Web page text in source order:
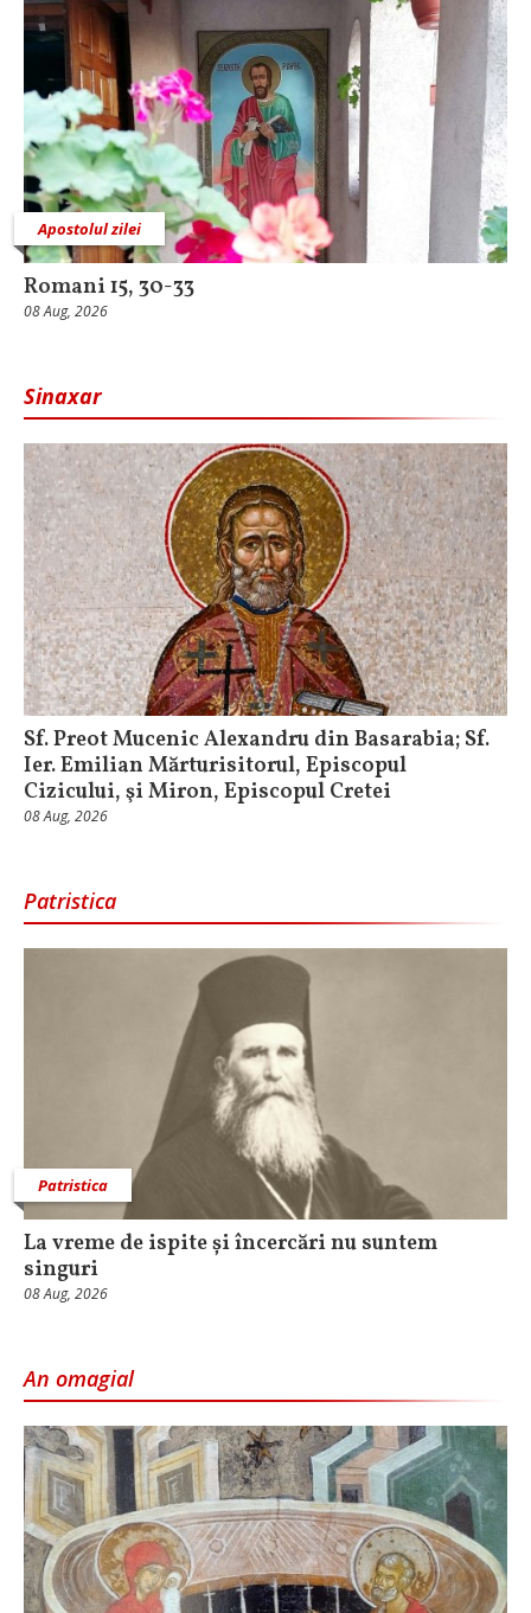
Apostolul zilei
Romani 15, 30-33
08 Aug, 2026
Sinaxar
Sf. Preot Mucenic Alexandru din Basarabia; Sf.
Ier. Emilian Mărturisitorul, Episcopul
Cizicului, şi Miron, Episcopul Cretei
08 Aug, 2026
Patristica
Patristica
La vreme de ispite și încercări nu suntem
singuri
08 Aug, 2026
An omagial